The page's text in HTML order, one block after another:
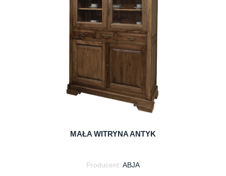
MAŁA WITRYNA ANTYK
Producent: ABJA